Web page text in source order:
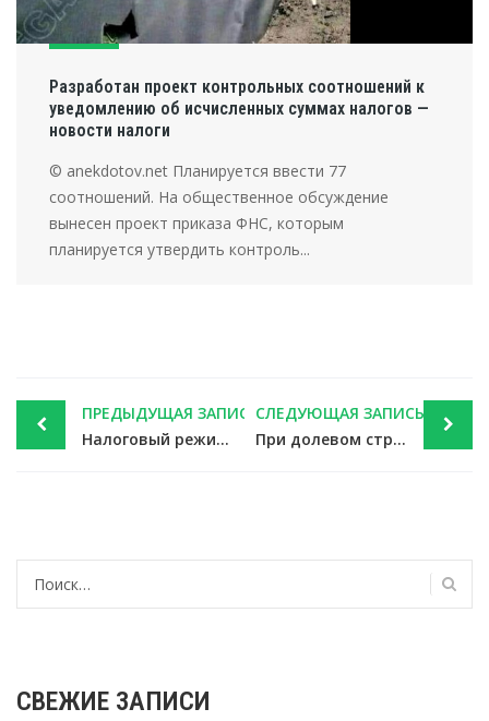
Разработан проект контрольных соотношений к
уведомлению об исчисленных суммах налогов —
новости налоги
© anekdotov.net Планируется ввести 77
соотношений. На общественное обсуждение
вынесен проект приказа ФНС, которым
планируется утвердить контроль...
Post
navigation
ПРЕДЫДУЩАЯ ЗАПИСЬ
Налоговый режим для самозанятых с 2020 года могут ввести по всей России — новости налоги
СЛЕДУЮЩАЯ ЗАПИСЬ
При долевом строительстве право на вычет связано с актом, а не с оформлением — новости налоги
СВЕЖИЕ ЗАПИСИ